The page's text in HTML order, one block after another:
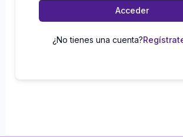
Acceder
¿No tienes una cuenta?